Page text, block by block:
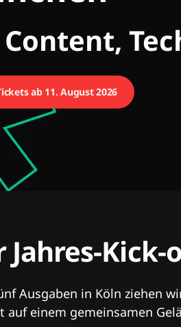
ab 11. August 2026
Jahres-
Ausgaben in Köln ziehen
auf einem gemeinsamen